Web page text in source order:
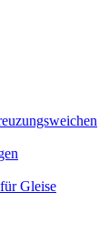
Gleise